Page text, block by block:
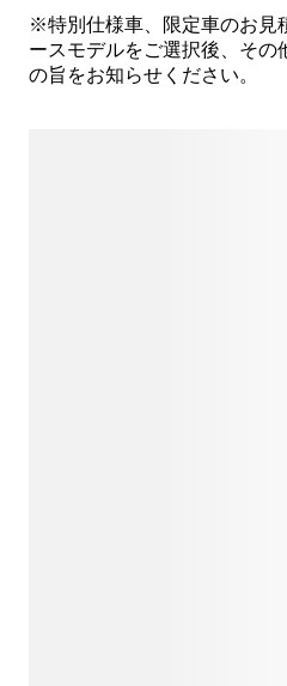
※特別仕様車、限定車のお見
ースモデルをご選択後、その
の旨をお知らせください。